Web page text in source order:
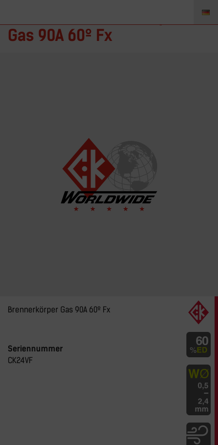
Gas 90A 60º Fx
Brennerkörper Gas 90A 60º Fx
Seriennummer
CK24VF